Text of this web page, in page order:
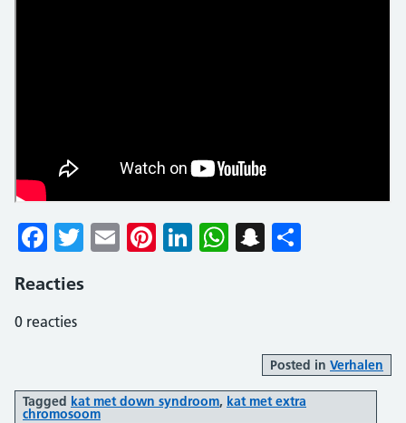
Facebook
Twitter
EmailPinterest
LinkedIn
WhatsApp
Snapchat
Reacties
0 reacties
Posted in Verhalen
Tagged kat met down syndroom, kat met extra
chromosoom